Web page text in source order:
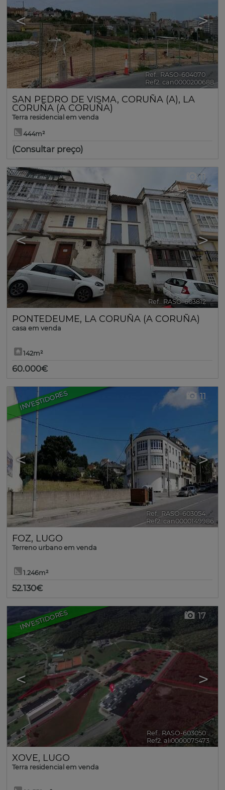
< >
Ref.. RASO-604070 🔗
Ref2. can0000200688
SAN PEDRO DE VISMA, CORUÑA (A), LA
CORUÑA (A CORUÑA)
Terra residencial em venda
444m²
(Consultar preço)
< >
11
Ref.. RASO-603812 🔗
PONTEDEUME, LA CORUÑA (A CORUÑA)
casa em venda
142m²
60.000€
INVESTIDORES
< >
11
Ref.. RASO-603054 🔗
Ref2. can0000149986
FOZ, LUGO
Terreno urbano em venda
1.246m²
52.130€
INVESTIDORES
< >
17
Ref.. RASO-603050 🔗
Ref2. ali0000075473
XOVE, LUGO
Terra residencial em venda